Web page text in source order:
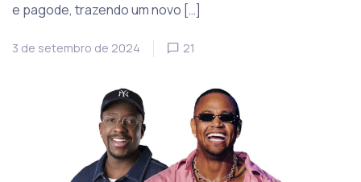
e pagode, trazendo um novo […]
3 de setembro de 2024 21